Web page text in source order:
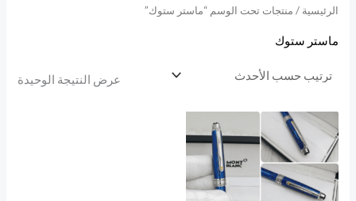
الرئيسية / منتجات تحت الوسم “ماستر ستوك”
ماستر ستوك
عرض النتيجة الوحيدة